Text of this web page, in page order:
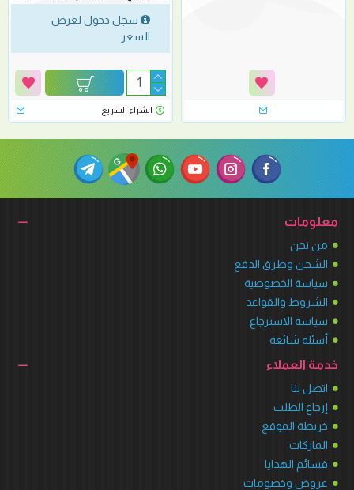
سجل دخول لعرض
السعر
الشراء السريع
معلومات
من نحن
الشحن وطرق الدفع
سياسة الخصوصية
الشروط والقواعد
سياسة الاسترجاع
أسئلة شائعة
خدمة العملاء
اتصل بنا
إرجاع الطلب
خريطة الموقع
الماركات
قسائم الهدايا
عروض وخصومات